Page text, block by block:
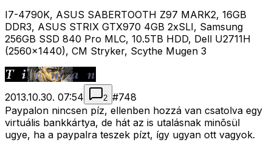
I7-4790K, ASUS SABERTOOTH Z97 MARK2, 16GB
DDR3, ASUS STRIX GTX970 4GB 2xSLI, Samsung
256GB SSD 840 Pro MLC, 10.5TB HDD, Dell U2711H
(2560x1440), CM Stryker, Scythe Mugen 3
2013.10.30. 07:54 2 #748
Paypalon nincsen píz, ellenben hozzá van csatolva egy
virtuális bankkártya, de hát az is utalásnak minõsül
ugye, ha a paypalra teszek pízt, így ugyan ott vagyok.